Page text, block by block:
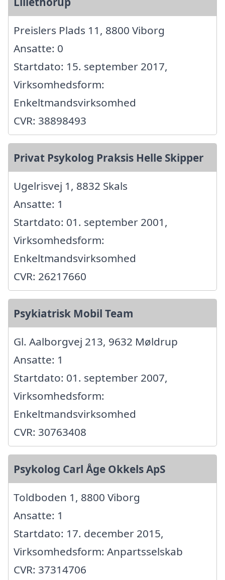
Preislers Plads 11, 8800 Viborg
Ansatte: 0
Startdato: 15. september 2017,
Virksomhedsform:
Enkeltmandsvirksomhed
CVR: 38898493
Privat Psykolog Praksis Helle Skipper
Ugelrisvej 1, 8832 Skals
Ansatte: 1
Startdato: 01. september 2001,
Virksomhedsform:
Enkeltmandsvirksomhed
CVR: 26217660
Psykiatrisk Mobil Team
Gl. Aalborgvej 213, 9632 Møldrup
Ansatte: 1
Startdato: 01. september 2007,
Virksomhedsform:
Enkeltmandsvirksomhed
CVR: 30763408
Psykolog Carl Åge Okkels ApS
Toldboden 1, 8800 Viborg
Ansatte: 1
Startdato: 17. december 2015,
Virksomhedsform: Anpartsselskab
CVR: 37314706